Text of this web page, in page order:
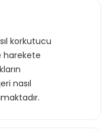
korkutucu
harekete
nasıl